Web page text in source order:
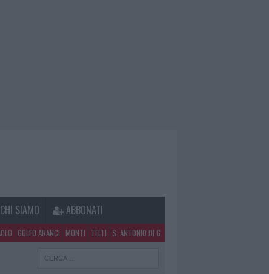
CHI SIAMO ABBONATI
GOLFO ARANCI MONTI TELTI S. ANTONIO DI G.